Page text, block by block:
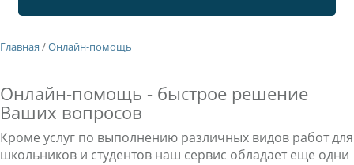
Главная /Онлайн-помощь
Онлайн-помощь - быстрое решение
Ваших вопросов
Кроме услуг по выполнению различных видов работ для
школьников и студентов наш сервис обладает еще одни